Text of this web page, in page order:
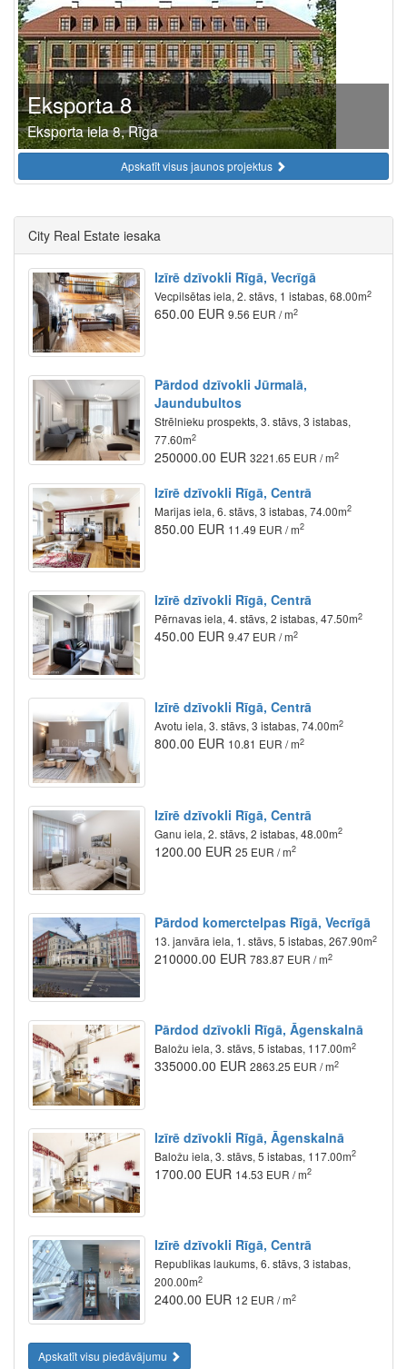
Eksporta 8
Eksporta iela 8, Rīga
Apskatīt visus jaunos projektus
City Real Estate iesaka
Izīrē dzīvokli Rīgā, Vecrīgā
Vecpilsētas iela, 2. stāvs, 1 istabas, 68.00m2
650.00 EUR 9.56 EUR / m2
Pārdod dzīvokli Jūrmalā,
Jaundubultos
Strēlnieku prospekts, 3. stāvs, 3 istabas,
77.60m2
250000.00 EUR 3221.65 EUR / m2
Izīrē dzīvokli Rīgā, Centrā
Marijas iela, 6. stāvs, 3 istabas, 74.00m2
850.00 EUR 11.49 EUR / m2
Izīrē dzīvokli Rīgā, Centrā
Pērnavas iela, 4. stāvs, 2 istabas, 47.50m2
450.00 EUR 9.47 EUR / m2
Izīrē dzīvokli Rīgā, Centrā
Avotu iela, 3. stāvs, 3 istabas, 74.00m2
800.00 EUR 10.81 EUR / m2
Izīrē dzīvokli Rīgā, Centrā
Ganu iela, 2. stāvs, 2 istabas, 48.00m2
1200.00 EUR 25 EUR / m2
Pārdod komerctelpas Rīgā, Vecrīgā
13. janvāra iela, 1. stāvs, 5 istabas, 267.90m2
210000.00 EUR 783.87 EUR / m2
Pārdod dzīvokli Rīgā, Āgenskalnā
Baložu iela, 3. stāvs, 5 istabas, 117.00m2
335000.00 EUR 2863.25 EUR / m2
Izīrē dzīvokli Rīgā, Āgenskalnā
Baložu iela, 3. stāvs, 5 istabas, 117.00m2
1700.00 EUR 14.53 EUR / m2
Izīrē dzīvokli Rīgā, Centrā
Republikas laukums, 6. stāvs, 3 istabas,
200.00m2
2400.00 EUR 12 EUR / m2
Apskatīt visu piedāvājumu